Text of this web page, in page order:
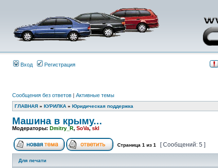
Вход Регистрация
Сообщения без ответов | Активные темы
ГЛАВНАЯ » КУРИЛКА » Юридическая поддержка
Машина в крыму...
Модераторы: Dmitry_R, SoVa,skl
Страница 1 из 1 [ Сообщений: 5 ]
Для печати